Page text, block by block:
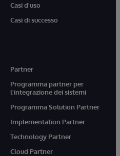
Casi d'uso
Casi di successo
Partner
Programma partner per
l'integrazione dei sistemi
Programma Solution Partner
Implementation Partner
Technology Partner
Cloud Partner